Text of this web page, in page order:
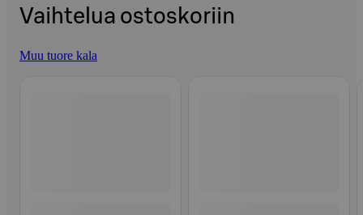
Vaihtelua ostoskoriin
Muu tuore kala